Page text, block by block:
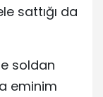
sattığı da
soldan
eminim